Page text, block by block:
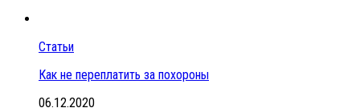
Статьи
Как не переплатить за похороны
06.12.2020